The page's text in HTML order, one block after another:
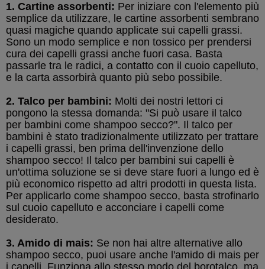
1. Cartine assorbenti: Per iniziare con l'elemento più
semplice da utilizzare, le cartine assorbenti sembrano
quasi magiche quando applicate sui capelli grassi.
Sono un modo semplice e non tossico per prendersi
cura dei capelli grassi anche fuori casa. Basta
passarle tra le radici, a contatto con il cuoio capelluto,
e la carta assorbirà quanto più sebo possibile.
2. Talco per bambini: Molti dei nostri lettori ci
pongono la stessa domanda: "Si può usare il talco
per bambini come shampoo secco?". Il talco per
bambini è stato tradizionalmente utilizzato per trattare
i capelli grassi, ben prima dell'invenzione dello
shampoo secco! Il talco per bambini sui capelli è
un'ottima soluzione se si deve stare fuori a lungo ed è
più economico rispetto ad altri prodotti in questa lista.
Per applicarlo come shampoo secco, basta strofinarlo
sul cuoio capelluto e acconciare i capelli come
desiderato.
3. Amido di mais: Se non hai altre alternative allo
shampoo secco, puoi usare anche l'amido di mais per